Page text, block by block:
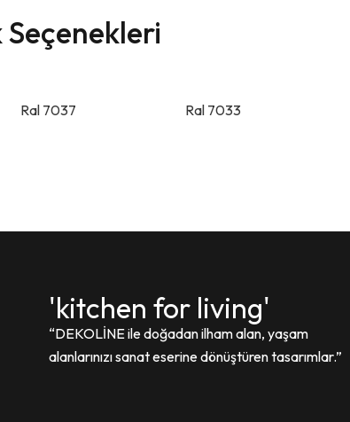
Seçenekleri
Ral 7037 Ral 7033
'kitchen for living'
“DEKOLİNE ile doğadan ilham alan, yaşam
alanlarınızı sanat eserine dönüştüren tasarımlar.”